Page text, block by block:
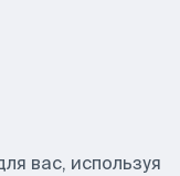
вас, используя